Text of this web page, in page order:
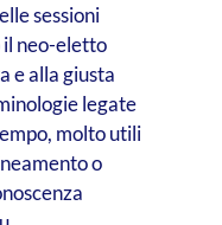
sessioni
neo-eletto
e alla giusta
legate
molto utili
o